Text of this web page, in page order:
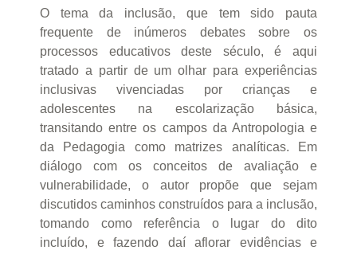
O tema da inclusão, que tem sido pauta
frequente de inúmeros debates sobre os
processos educativos deste século, é aqui
tratado a partir de um olhar para experiências
inclusivas vivenciadas por crianças e
adolescentes na escolarização básica,
transitando entre os campos da Antropologia e
da Pedagogia como matrizes analíticas. Em
diálogo com os conceitos de avaliação e
vulnerabilidade, o autor propõe que sejam
discutidos caminhos construídos para a inclusão,
tomando como referência o lugar do dito
incluído, e fazendo daí aflorar evidências e